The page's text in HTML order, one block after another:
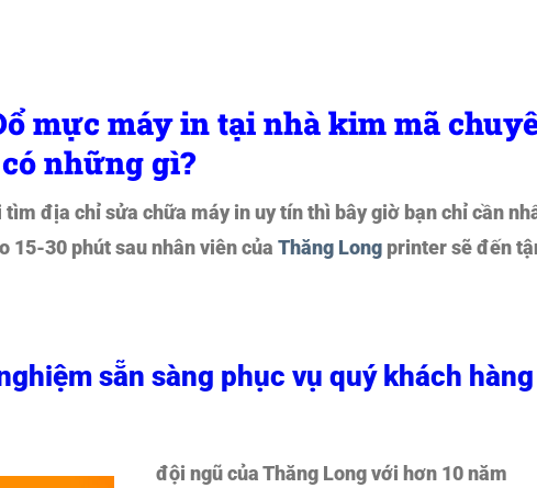
mực máy in tại nhà kim mã
những gì?
địa chỉ sửa chữa máy in uy tín thì bây giờ bạn chỉ cần
15-30 phút sau nhân viên của Thăng Long printer sẽ đến
sẵn sàng phục vụ quý khách hàng
đội ngũ của Thăng Long với hơn 10 năm